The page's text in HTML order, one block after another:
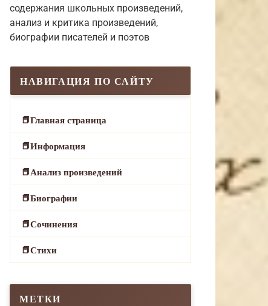
содержания школьных произведений,
анализ и критика произведений,
биографии писателей и поэтов
НАВИГАЦИЯ ПО САЙТУ
Главная страница
Информация
Анализ произведений
Биографии
Сочинения
Стихи
МЕТКИ